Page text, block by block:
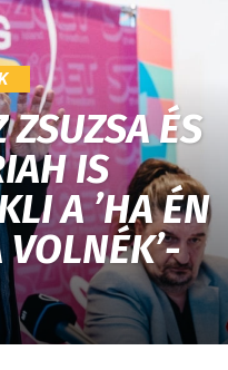
ZSUZSA ÉS
IS
A ’HA ÉN
VOLNÉK’-